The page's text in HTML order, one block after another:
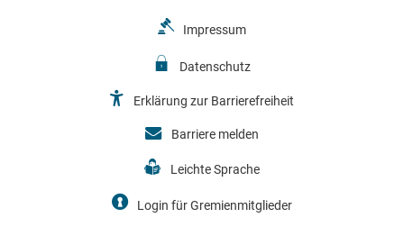
Impressum
Datenschutz
Erklärung zur Barrierefreiheit
Barriere melden
Leichte Sprache
Login für Gremienmitglieder